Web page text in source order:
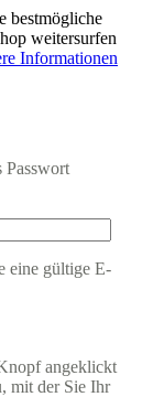
bestmögliche
weitersurfen
Informationen
Passwort
eine gültige E-
angeklickt
mit der Sie Ihr